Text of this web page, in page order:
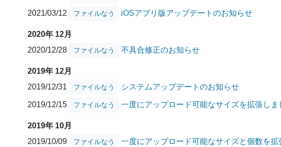
2021/03/12 ファイルなう iOSアプリ版アップデートのお知らせ
2020年 12月
2020/12/28
ファイルなう 不具合修正のお知らせ
2019年 12月
2019/12/31
ファイルなう システムアップデートのお知らせ
2019/12/15 ファイルなう 一度にアップロード可能なサイズを拡張しま
2019年 10月
2019/10/09
ファイルなう 一度にアップロード可能なサイズと個数を拡